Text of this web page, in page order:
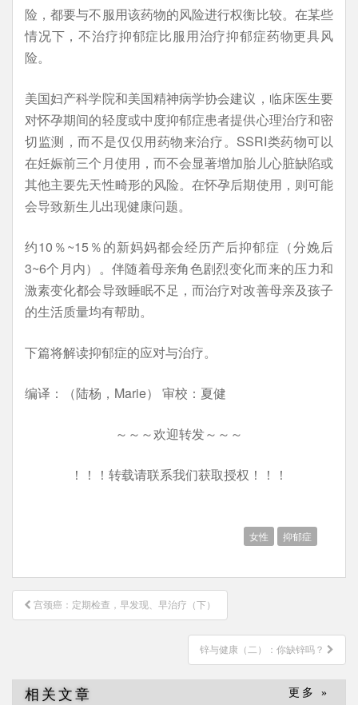
险，都要与不服用该药物的风险进行权衡比较。在某些
情况下，不治疗抑郁症比服用治疗抑郁症药物更具风
险。
美国妇产科学院和美国精神病学协会建议，临床医生要
对怀孕期间的轻度或中度抑郁症患者提供心理治疗和密
切监测，而不是仅仅用药物来治疗。SSRI类药物可以
在妊娠前三个月使用，而不会显著增加胎儿心脏缺陷或
其他主要先天性畸形的风险。在怀孕后期使用，则可能
会导致新生儿出现健康问题。
约10％~15％的新妈妈都会经历产后抑郁症（分娩后
3~6个月内）。伴随着母亲角色剧烈变化而来的压力和
激素变化都会导致睡眠不足，而治疗对改善母亲及孩子
的生活质量均有帮助。
下篇将解读抑郁症的应对与治疗。
编译：（陆杨，Marie） 审校：夏健
～～～欢迎转发～～～
！！！转载请联系我们获取授权！！！
女性 抑郁症
文
章
宫颈癌：定期检查，早发现、早治疗（下）
锌与健康（二）：你缺锌吗？
相关文章 更多 »